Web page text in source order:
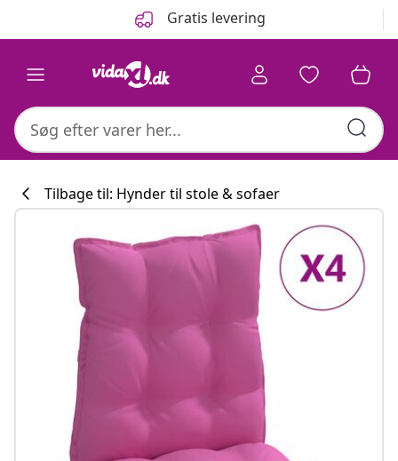
Gratis levering
#sharemevidaxl
Tilbage til: Hynder til stole & sofaer